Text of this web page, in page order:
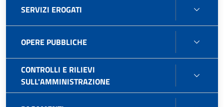
SERVIZI EROGATI
OPERE PUBBLICHE
CONTROLLI E RILIEVI
SULL'AMMINISTRAZIONE